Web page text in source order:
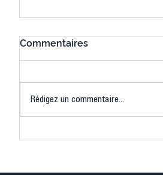
Ping ? Quand le tennis de
Commentaires
Rédigez un commentaire...